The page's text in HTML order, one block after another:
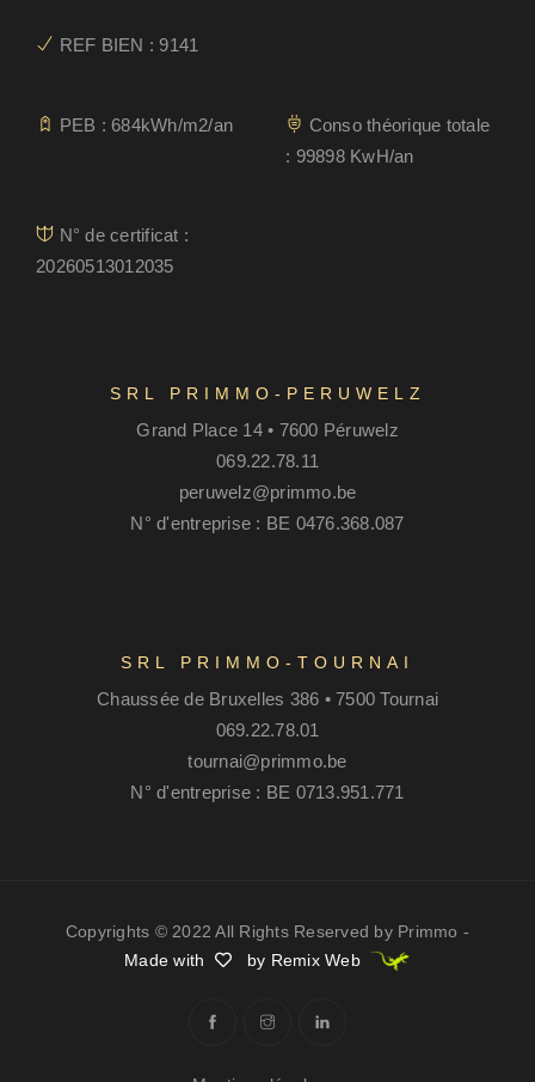
REF BIEN : 9141
PEB : 684kWh/m2/an
Conso théorique totale
: 99898 KwH/an
N° de certificat :
20260513012035
SRL PRIMMO-PERUWELZ
Grand Place 14 • 7600 Péruwelz
069.22.78.11
peruwelz@primmo.be
N° d'entreprise : BE 0476.368.087
SRL PRIMMO-TOURNAI
Chaussée de Bruxelles 386 • 7500 Tournai
069.22.78.01
tournai@primmo.be
N° d'entreprise : BE 0713.951.771
Copyrights © 2022 All Rights Reserved by Primmo -
Made with
by Remix Web